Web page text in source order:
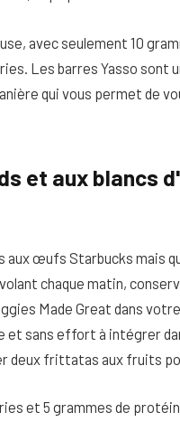
avec seulement 10
Les barres Yasso sont
qui vous permet de
et aux blancs
aux œufs Starbucks mais
chaque matin,
Made Great dans
et sans effort à intégrer
deux frittatas aux fruits
et 5 grammes de